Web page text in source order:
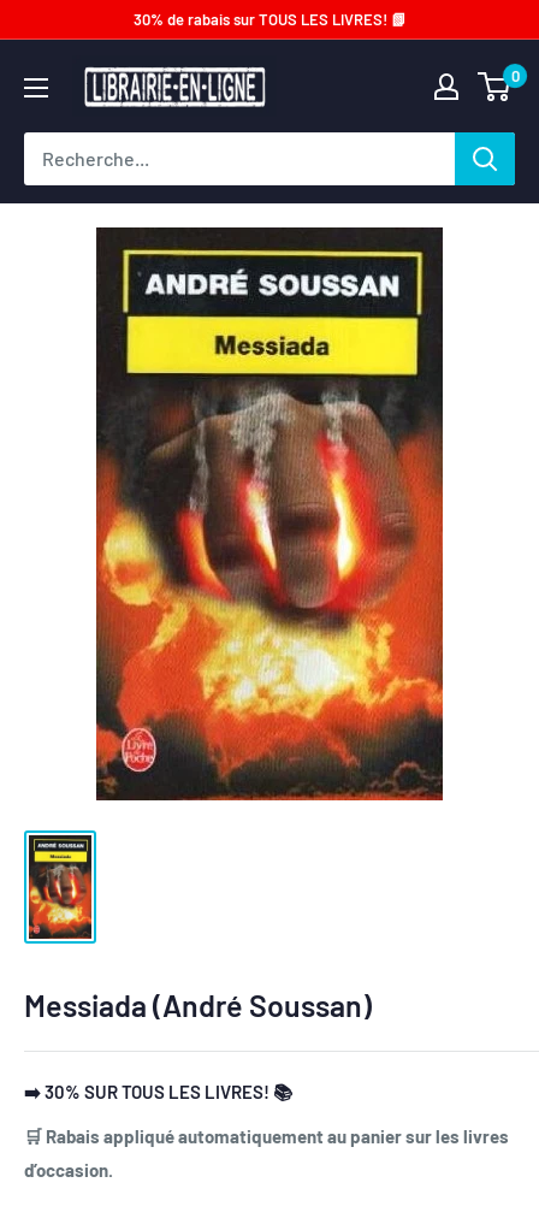
contenu
30% de rabais sur TOUS LES LIVRES! 📗
Librairie-
en-
ligne.com
0
Messiada (André Soussan)
➡️ 30% SUR TOUS LES LIVRES! 📚
🛒 Rabais appliqué automatiquement au panier sur les livres
d’occasion.